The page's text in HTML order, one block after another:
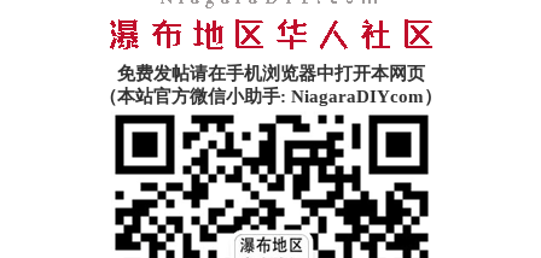
免费发帖请在手机浏览器中打开本网页
（本站官方微信小助手: NiagaraDIYcom）